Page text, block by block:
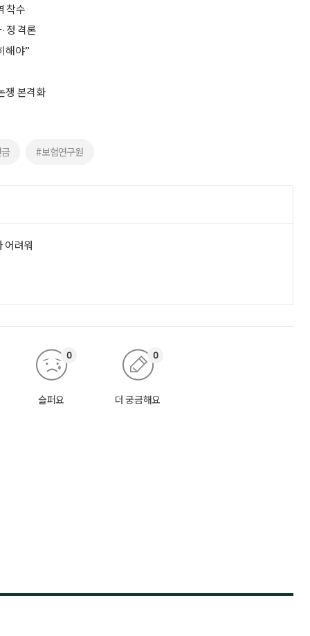
착수
정 격론
해야”
쟁 본격화
#보험연구원
어려워
슬퍼요
0
더 궁금해요
0